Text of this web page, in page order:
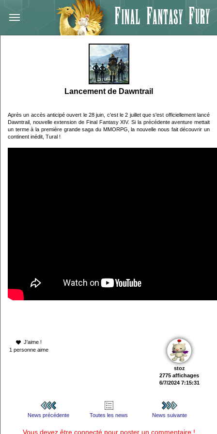
Lancement de Dawntrail
Après un accès anticipé ouvert le 28 juin, c'est le 2 juillet que s'est officiellement lancé
Dawntrail, nouvelle extension de Final Fantasy XIV. Si la précédente aventure mettait
un terme à la première grande saga du MMORPG, la nouvelle nous fait découvrir un
continent inédit, Tural !
J'aime !
1 personne aime
stoz
2775 affichages
6/7/2024 7:15:31
News précédente Toutes les news News suivante
Vous devez être connecté pour poster un commentaire !